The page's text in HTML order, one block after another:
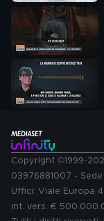
Copyright ©1999-
03976881007 -
Uffici: Viale Europa
int. vers. €